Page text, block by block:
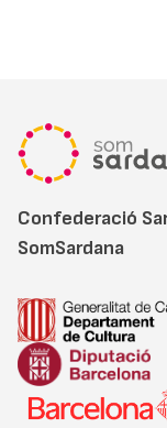
Confederació
SomSardana